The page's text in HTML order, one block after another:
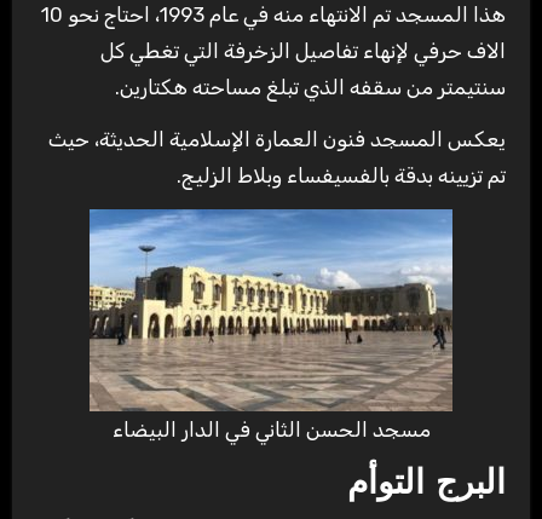
هذا المسجد تم الانتهاء منه في عام 1993، احتاج نحو 10
الاف حرفي لإنهاء تفاصيل الزخرفة التي تغطي كل
سنتيمتر من سقفه الذي تبلغ مساحته هكتارين.
يعكس المسجد فنون العمارة الإسلامية الحديثة، حيث
تم تزيينه بدقة بالفسيفساء وبلاط الزليج.
مسجد الحسن الثاني في الدار البيضاء
البرج التوأم